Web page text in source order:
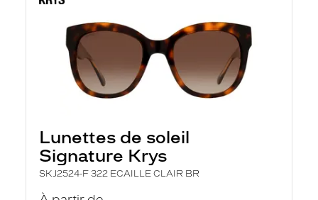
Lunettes de soleil
Signature Krys
SKJ2524-F 322 ECAILLE CLAIR BR